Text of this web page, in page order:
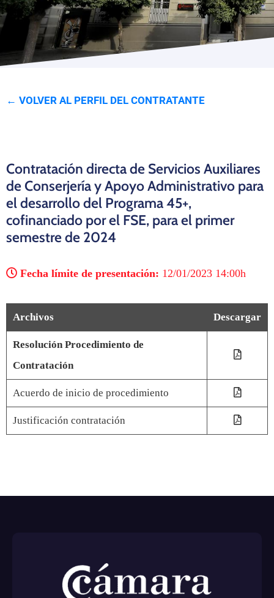
Programas
← VOLVER AL PERFIL DEL CONTRATANTE
Contratación directa de Servicios Auxiliares
de Conserjería y Apoyo Administrativo para
el desarrollo del Programa 45+,
cofinanciado por el FSE, para el primer
semestre de 2024
Fecha límite de presentación: 12/01/2023 14:00h
Archivos Descargar
Resolución Procedimiento de
Contratación
Acuerdo de inicio de procedimiento
Justificación contratación